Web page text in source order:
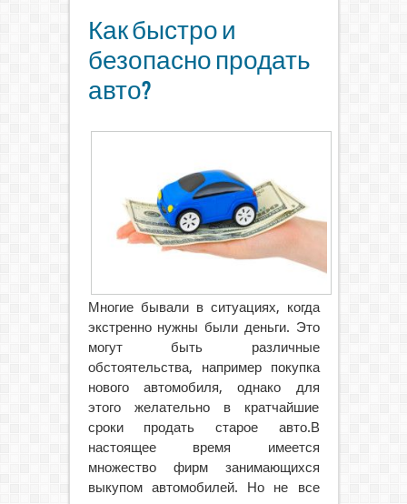
Как быстро и
безопасно продать
авто?
Многие бывали в ситуациях, когда
экстренно нужны были деньги. Это
могут быть различные
обстоятельства, например покупка
нового автомобиля, однако для
этого желательно в кратчайшие
сроки продать старое авто.В
настоящее время имеется
множество фирм занимающихся
выкупом автомобилей. Но не все